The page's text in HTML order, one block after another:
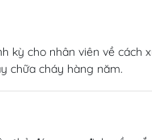
kỳ cho nhân viên về cách
chữa cháy hàng năm.